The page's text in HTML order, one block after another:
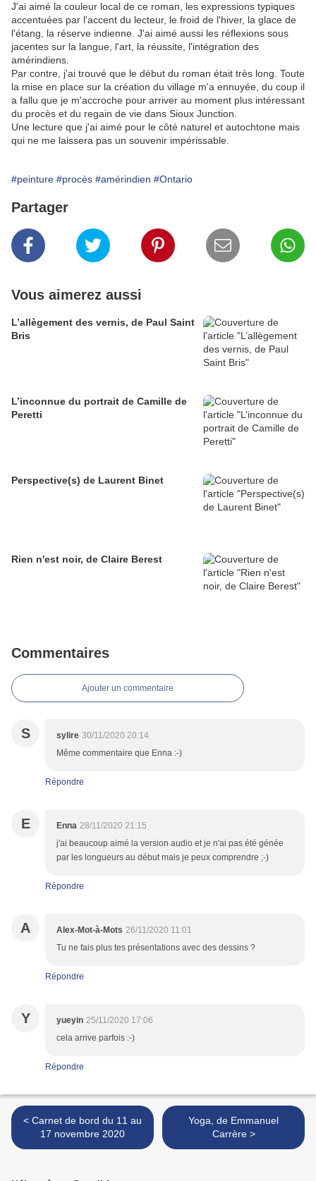
J'ai aimé la couleur local de ce roman, les expressions typiques
accentuées par l'accent du lecteur, le froid de l'hiver, la glace de
l'étang, la réserve indienne. J'ai aimé aussi les réflexions sous
jacentes sur la langue, l'art, la réussite, l'intégration des
amérindiens.
Par contre, j'ai trouvé que le début du roman était très long. Toute
la mise en place sur la création du village m'a ennuyée, du coup il
a fallu que je m'accroche pour arriver au moment plus intéressant
du procès et du regain de vie dans Sioux Junction.
Une lecture que j'ai aimé pour le côté naturel et autochtone mais
qui ne me laissera pas un souvenir impérissable.
#peinture #procès #amérindien #Ontario
Partager
Vous aimerez aussi
L’allègement des vernis, de Paul Saint
Bris
L’inconnue du portrait de Camille de
Peretti
Perspective(s) de Laurent Binet
Rien n'est noir, de Claire Berest
Commentaires
Ajouter un commentaire
S sylire 30/11/2020 20:14
Même commentaire que Enna :-)
Répondre
E Enna 28/11/2020 21:15
j'ai beaucoup aimé la version audio et je n'ai pas été génée
par les longueurs au début mais je peux comprendre ;-)
Répondre
A Alex-Mot-à-Mots 26/11/2020 11:01
Tu ne fais plus tes présentations avec des dessins ?
Répondre
Y yueyin 25/11/2020 17:06
cela arrive parfois :-)
Répondre
< Carnet de bord du 11 au
17 novembre 2020
Yoga, de Emmanuel
Carrère >